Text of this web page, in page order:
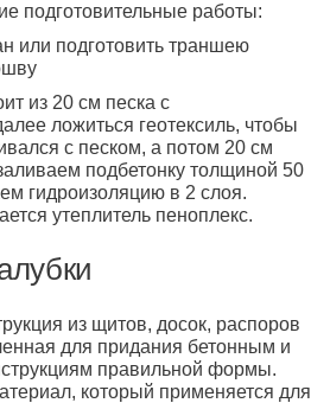
подготовительные работы:
или подготовить траншею
из 20 см песка с
ложиться геотексиль, чтобы
с песком, а потом 20 см
подбетонку толщиной 50
гидроизоляцию в 2 слоя.
утеплитель пеноплекс.
из щитов, досок, распоров
для придания бетонным и
правильной формы.
который применяется для